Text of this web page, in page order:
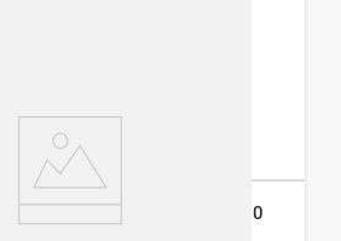
Fps 40 Emulsión x 250